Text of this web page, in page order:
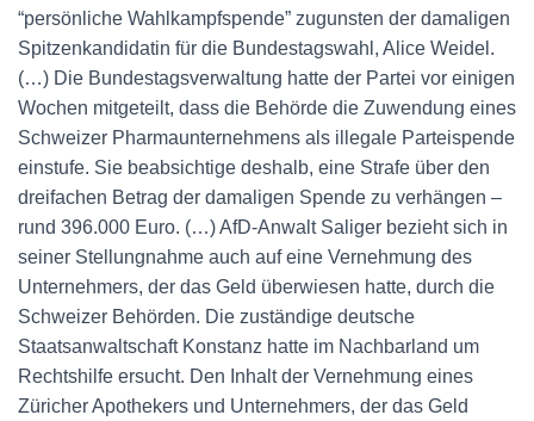
“persönliche Wahlkampfspende” zugunsten der damaligen
Spitzenkandidatin für die Bundestagswahl, Alice Weidel.
(…) Die Bundestagsverwaltung hatte der Partei vor einigen
Wochen mitgeteilt, dass die Behörde die Zuwendung eines
Schweizer Pharmaunternehmens als illegale Parteispende
einstufe. Sie beabsichtige deshalb, eine Strafe über den
dreifachen Betrag der damaligen Spende zu verhängen –
rund 396.000 Euro. (…) AfD-Anwalt Saliger bezieht sich in
seiner Stellungnahme auch auf eine Vernehmung des
Unternehmers, der das Geld überwiesen hatte, durch die
Schweizer Behörden. Die zuständige deutsche
Staatsanwaltschaft Konstanz hatte im Nachbarland um
Rechtshilfe ersucht. Den Inhalt der Vernehmung eines
Züricher Apothekers und Unternehmers, der das Geld